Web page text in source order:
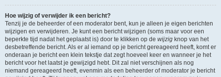
Hoe wijzig of verwijder ik een bericht?
Tenzij je de beheerder of een moderator bent, kun je alleen je eigen berichten
wijzigen en verwijderen. Je kunt een bericht wijzigen (soms maar voor een
beperkte tijd nadat het geplaatst is) door te klikken op de wijzig knop van het
desbetreffende bericht. Als er al iemand op je bericht gereageerd heeft, komt er
onderaan je bericht een klein tekstje dat zegt hoeveel keer en wanneer je het
bericht voor het laatst je gewijzigd hebt. Dit zal niet verschijnen als nog
niemand gereageerd heeft, evenmin als een beheerder of moderator je bericht